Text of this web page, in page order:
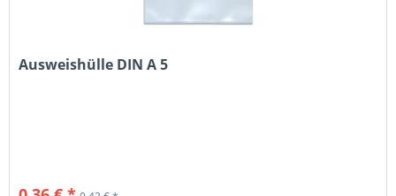
Ausweishülle DIN A 5